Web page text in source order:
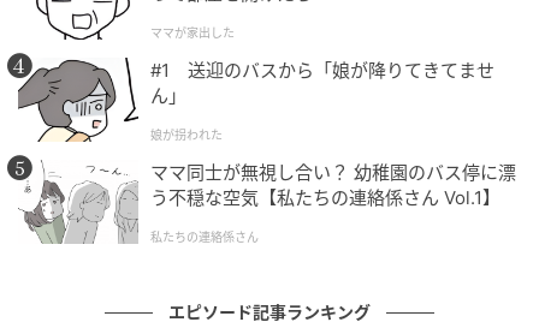
（同じ人なんだ）
真面目そうな顔と、過去にあの裏アカで走っていた行
動。
その距離の大きさに、画面を見つめていた私の指先が
そっと震えました。今のフォロワーや同級生たちは、
知らないまま、彼女が白衣に袖を通す日が来るかもし
ママが家出した
#1 送迎のバスから「娘が降りてきてませ
ん」
娘が拐われた
ママ同士が無視し合い？ 幼稚園のバス停に漂
う不穏な空気【私たちの連絡係さん Vol.1】
私たちの連絡係さん
エピソード記事ランキング